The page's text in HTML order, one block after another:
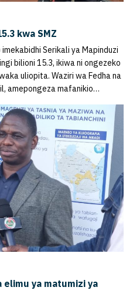
kwa SMZ
Serikali ya Mapinduzi
bilioni 15.3, ikiwa ni ongezeko
uliopita. Waziri wa Fedha na
amepongeza mafanikio…
elimu ya matumizi ya